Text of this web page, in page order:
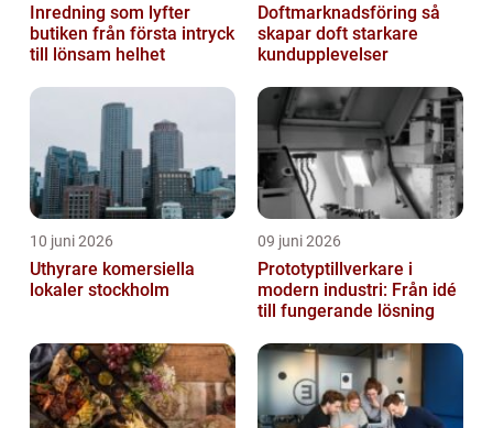
Inredning som lyfter
butiken från första intryck
till lönsam helhet
Doftmarknadsföring så
skapar doft starkare
kundupplevelser
10 juni 2026
Uthyrare komersiella
lokaler stockholm
09 juni 2026
Prototyptillverkare i
modern industri: Från idé
till fungerande lösning